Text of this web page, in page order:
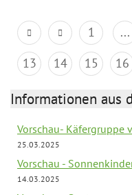
1 ...
13
14 15 16
Informationen aus
Vorschau- Käfergruppe
25.03.2025
Vorschau -
14.03.2025